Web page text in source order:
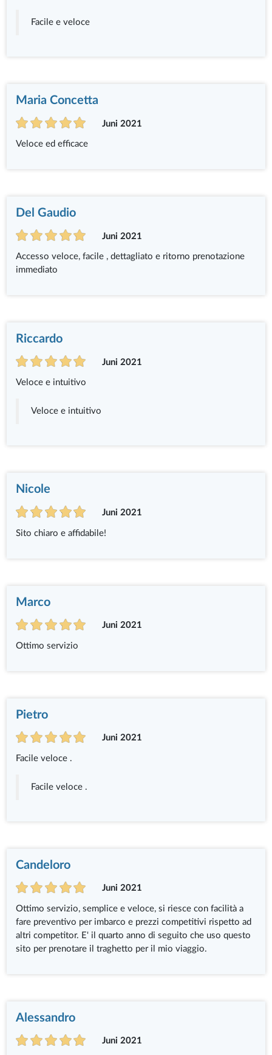
Facile e veloce
Maria Concetta
Juni 2021
Veloce ed efficace
Del Gaudio
Juni 2021
Accesso veloce, facile , dettagliato e ritorno prenotazione
immediato
Riccardo
Juni 2021
Veloce e intuitivo
Veloce e intuitivo
Nicole
Juni 2021
Sito chiaro e affidabile!
Marco
Juni 2021
Ottimo servizio
Pietro
Juni 2021
Facile veloce .
Facile veloce .
Candeloro
Juni 2021
Ottimo servizio, semplice e veloce, si riesce con facilità a
fare preventivo per imbarco e prezzi competitivi rispetto ad
altri competitor. E' il quarto anno di seguito che uso questo
sito per prenotare il traghetto per il mio viaggio.
Alessandro
Juni 2021